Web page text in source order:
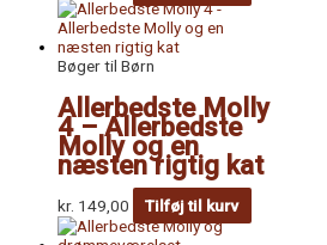
Bøger til Børn
Allerbedste Molly
4 – Allerbedste
Molly og en
næsten rigtig kat
kr. 149,00 Tilføj til kurv